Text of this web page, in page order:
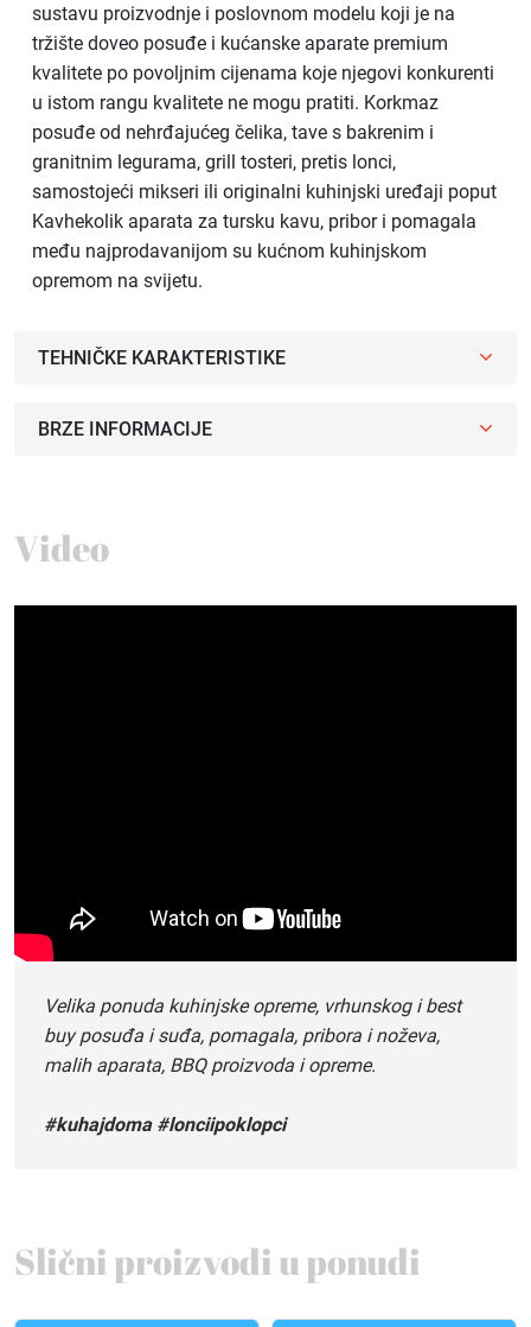
sustavu proizvodnje i poslovnom modelu koji je na
tržište doveo posuđe i kućanske aparate premium
kvalitete po povoljnim cijenama koje njegovi konkurenti
u istom rangu kvalitete ne mogu pratiti. Korkmaz
posuđe od nehrđajućeg čelika, tave s bakrenim i
granitnim legurama, grill tosteri, pretis lonci,
samostojeći mikseri ili originalni kuhinjski uređaji poput
Kavhekolik aparata za tursku kavu, pribor i pomagala
među najprodavanijom su kućnom kuhinjskom
opremom na svijetu.
TEHNIČKE KARAKTERISTIKE
BRZE INFORMACIJE
Video
Velika ponuda kuhinjske opreme, vrhunskog i best
buy posuđa i suđa, pomagala, pribora i noževa,
malih aparata, BBQ proizvoda i opreme.
#kuhajdoma #lonciipoklopci
Slični proizvodi u ponudi